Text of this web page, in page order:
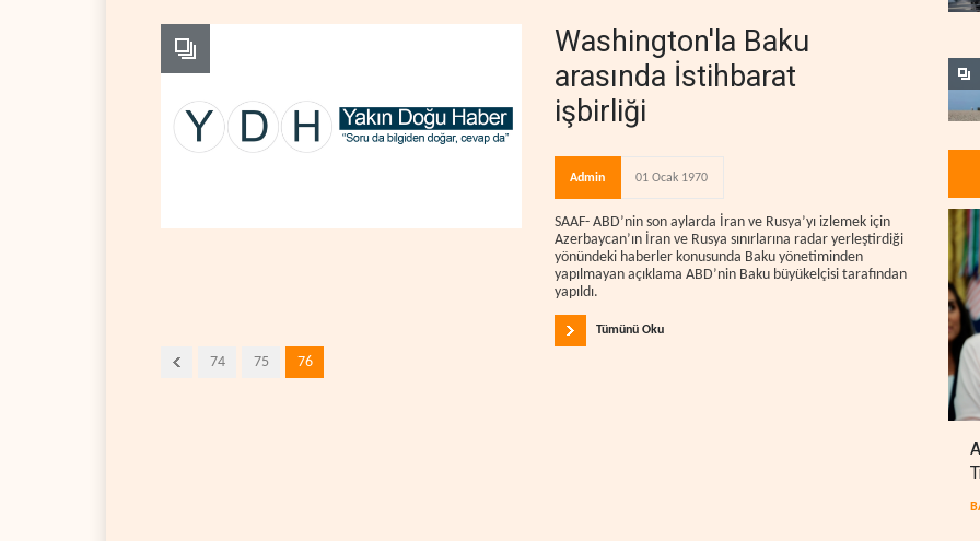
Washington'la Baku
arasında İstihbarat
işbirliği
Admin 01 Ocak 1970
SAAF- ABD’nin son aylarda İran ve Rusya’yı izlemek için
Azerbaycan’ın İran ve Rusya sınırlarına radar yerleştirdiği
yönündeki haberler konusunda Baku yönetiminden
yapılmayan açıklama ABD’nin Baku büyükelçisi tarafından
yapıldı.
Tümünü Oku
74 75 76